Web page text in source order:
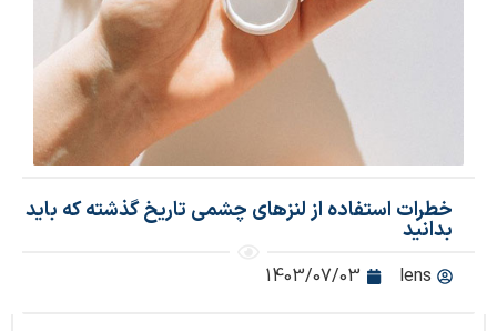
خطرات استفاده از لنزهای چشمی تاریخ گذشته که باید
بدانید
lens
1403/07/03